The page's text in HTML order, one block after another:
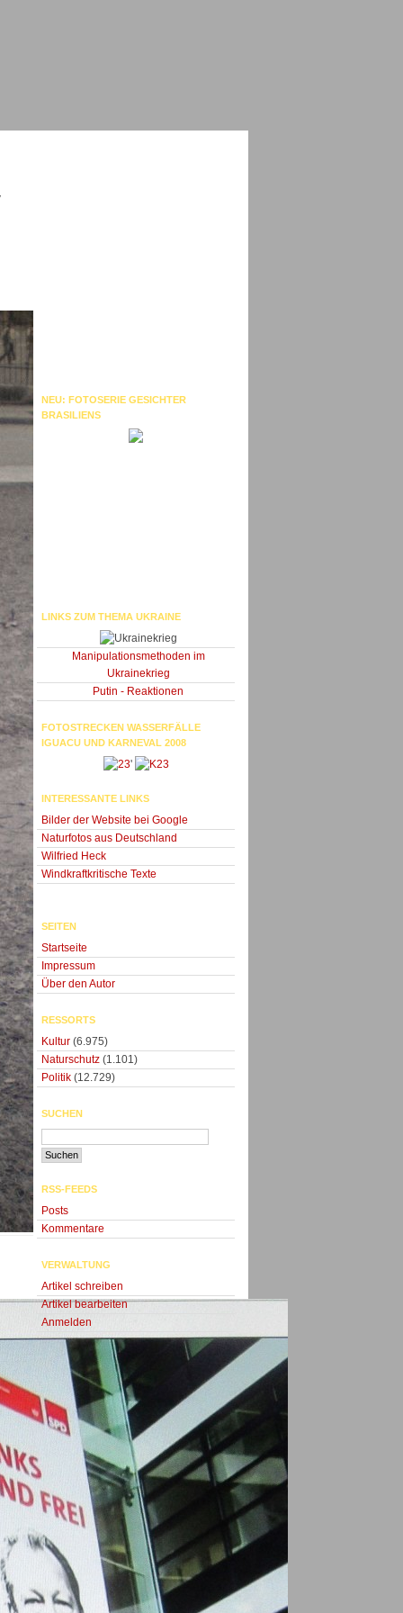
NEU: FOTOSERIE GESICHTER
BRASILIENS
LINKS ZUM THEMA UKRAINE
Manipulationsmethoden im
Ukrainekrieg
Putin - Reaktionen
FOTOSTRECKEN WASSERFÄLLE
IGUACU UND KARNEVAL 2008
'
INTERESSANTE LINKS
Bilder der Website bei Google
Naturfotos aus Deutschland
Wilfried Heck
Windkraftkritische Texte
SEITEN
Startseite
Impressum
Über den Autor
RESSORTS
Kultur (6.975)
Naturschutz (1.101)
Politik (12.729)
SUCHEN
RSS-FEEDS
Posts
Kommentare
VERWALTUNG
Artikel schreiben
Artikel bearbeiten
Anmelden